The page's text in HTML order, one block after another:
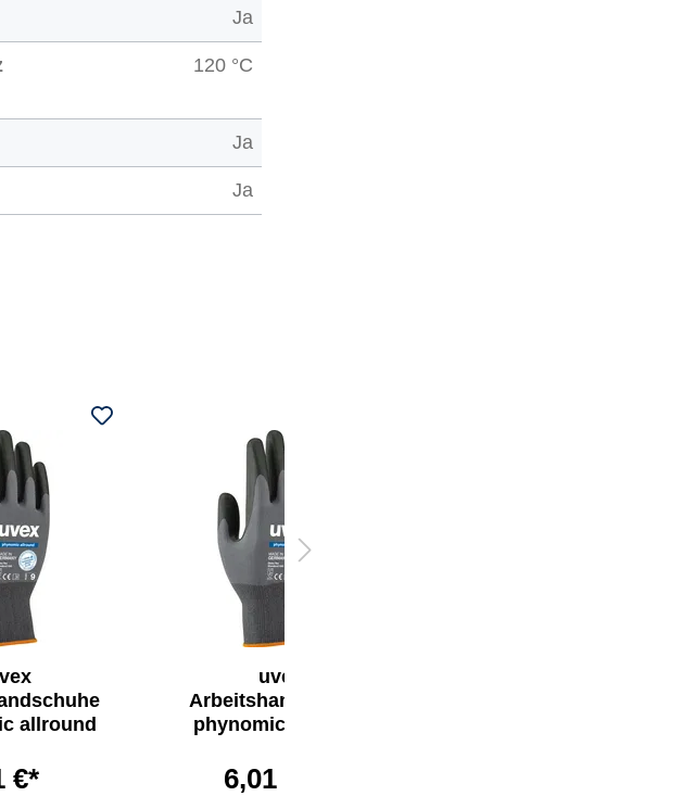
Ja
120 °C
Ja
Ja
allround
€*
uvex
Arbeitshandschuhe
phynomic allround
6,01 €*